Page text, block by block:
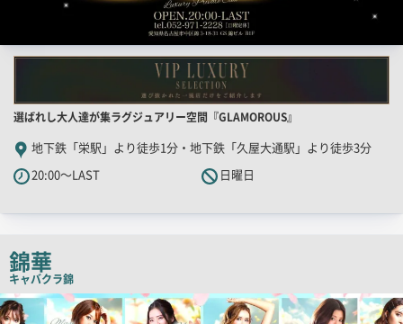
店
舗
PR
キ
コ
ピ
ー
選ばれし大人達が集ラグジュアリー空間『GLAMOROUS』
地下鉄「栄駅」より徒歩1分・地下鉄「久屋大通駅」より徒歩3分
20:00～LAST
日曜日
錦華
キャバクラ錦
検
索